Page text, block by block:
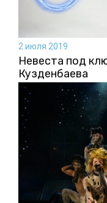
2 июля 2019
Невеста под
Кузденбаева